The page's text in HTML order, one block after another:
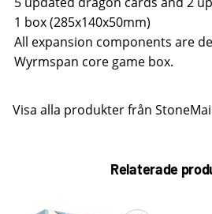
1 box (285x140x50mm)
All expansion components are
Wyrmspan core game box.
Visa alla produkter från
Relaterade